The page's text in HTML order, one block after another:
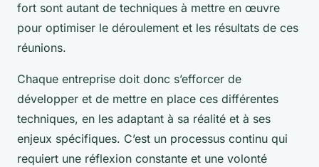
fort sont autant de techniques à mettre en œuvre
pour optimiser le déroulement et les résultats de ces
réunions.
Chaque entreprise doit donc s’efforcer de
développer et de mettre en place ces différentes
techniques, en les adaptant à sa réalité et à ses
enjeux spécifiques. C’est un processus continu qui
requiert une réflexion constante et une volonté